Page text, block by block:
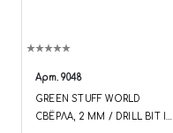
Арт. 9048
GREEN STUFF WORLD
СВЁРЛА, 2 ММ / DRILL BIT IN